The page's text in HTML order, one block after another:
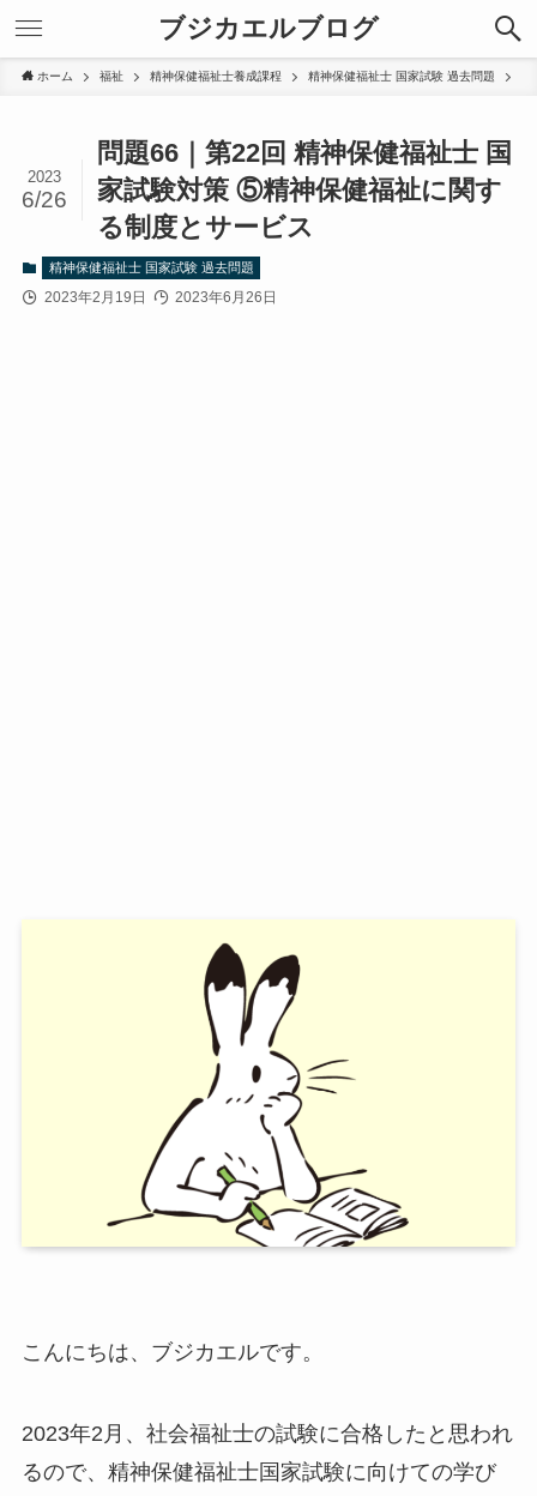
ブジカエルブログ
ホーム 福祉 精神保健福祉士養成課程 精神保健福祉士 国家試験 過去問題
問題66｜第22回 精神保健福祉士 国
家試験対策 ⑤精神保健福祉に関す
る制度とサービス
2023
6/26
精神保健福祉士 国家試験 過去問題
2023年2月19日 2023年6月26日
こんにちは、ブジカエルです。
2023年2月、社会福祉士の試験に合格したと思われ
るので、精神保健福祉士国家試験に向けての学び